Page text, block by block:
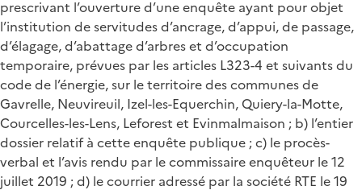
prescrivant l’ouverture d’une enquête ayant pour objet
l’institution de servitudes d’ancrage, d’appui, de passage,
d’élagage, d’abattage d’arbres et d’occupation
temporaire, prévues par les articles L323-4 et suivants du
code de l’énergie, sur le territoire des communes de
Gavrelle, Neuvireuil, Izel-les-Equerchin, Quiery-la-Motte,
Courcelles-les-Lens, Leforest et Evinmalmaison ; b) l’entier
dossier relatif à cette enquête publique ; c) le procès-
verbal et l’avis rendu par le commissaire enquêteur le 12
juillet 2019 ; d) le courrier adressé par la société RTE le 19